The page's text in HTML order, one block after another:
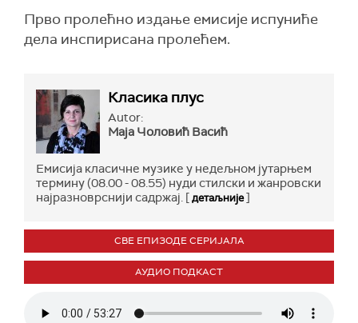
Прво пролећно издање емисије испуниће
дела инспирисана пролећем.
Класика плус
Autor:
Маја Чоловић Васић
Емисија класичне музике у недељном јутарњем
термину (08.00 - 08.55) нуди стилски и жанровски
најразноврснији садржај. [детаљније]
СВЕ ЕПИЗОДЕ СЕРИЈАЛА
АУДИО ПОДКАСТ